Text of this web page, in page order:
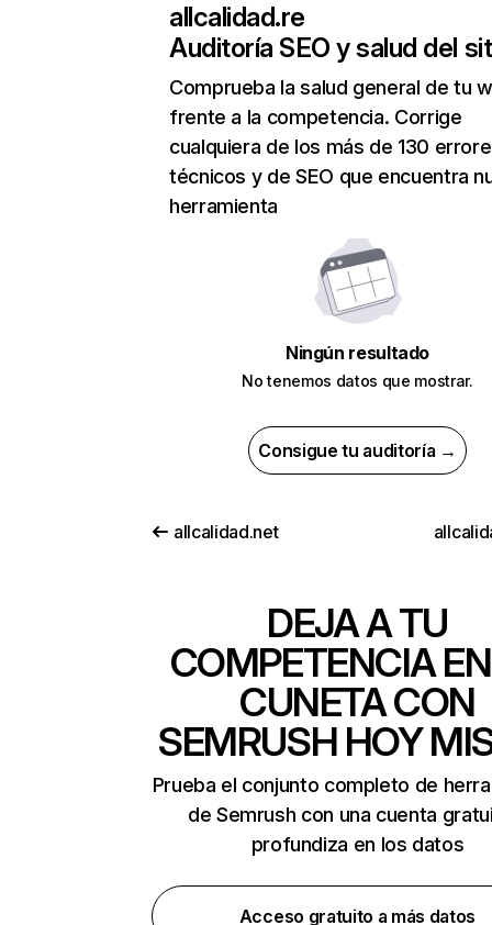
allcalidad.re
Auditoría SEO y salud del
Comprueba la salud general de tu
frente a la competencia. Corrige
cualquiera de los más de 130
técnicos y de SEO que encuentra
herramienta
Ningún resultado
No tenemos datos que mostrar.
Consigue tu auditoría →
allcalidad.net
DEJA A TU
COMPETENCIA
CUNETA CON
SEMRUSH HOY
Prueba el conjunto completo de
de Semrush con una cuenta
profundiza en los datos
Acceso gratuito a más datos